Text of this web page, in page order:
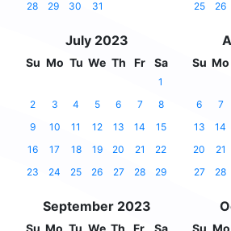
28
29 30 31
25
26
July 2023
Su Mo Tu We Th Fr Sa
1
2
3 4 5 6 7
8
9
10 11 12 13 14
15
16
17 18 19 20 21
22
23
24 25 26 27 28 29
Su Mo
6
7
13
14
20
21
27
28
September 2023
Su Mo Tu We Th Fr Sa Su Mo